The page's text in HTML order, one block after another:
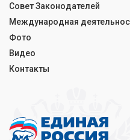
Совет Законодателей
Международная
Фото
Видео
Контакты